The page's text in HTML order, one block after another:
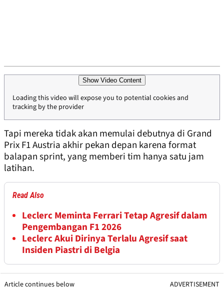
Show Video Content
Loading this video will expose you to potential cookies and
tracking by the provider
Tapi mereka tidak akan memulai debutnya di Grand
Prix F1 Austria akhir pekan depan karena format
balapan sprint, yang memberi tim hanya satu jam
latihan.
Read Also
Leclerc Meminta Ferrari Tetap Agresif dalam
Pengembangan F1 2026
Leclerc Akui Dirinya Terlalu Agresif saat
Insiden Piastri di Belgia
Article continues below ADVERTISEMENT